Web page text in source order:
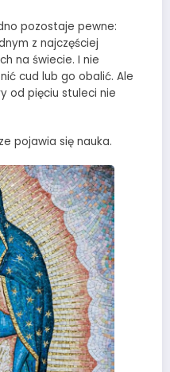
pozostaje pewne:
z najczęściej
na świecie. I nie
cud lub go obalić. Ale
od pięciu stuleci nie
pojawia się nauka.